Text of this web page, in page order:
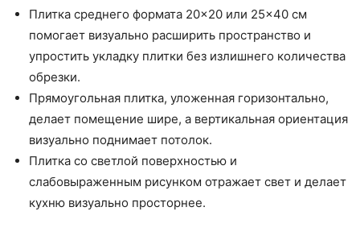
Плитка среднего формата 20×20 или 25×40 см
помогает визуально расширить пространство и
упростить укладку плитки без излишнего количества
обрезки.
Прямоугольная плитка, уложенная горизонтально,
делает помещение шире, а вертикальная ориентация
визуально поднимает потолок.
Плитка со светлой поверхностью и
слабовыраженным рисунком отражает свет и делает
кухню визуально просторнее.